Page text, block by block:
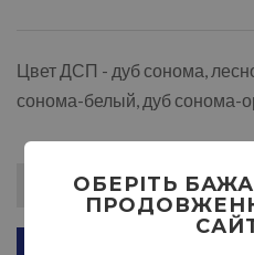
Цвет ДСП - дуб сонома,
сонома-белый, дуб сонома-
ОБЕРІТЬ